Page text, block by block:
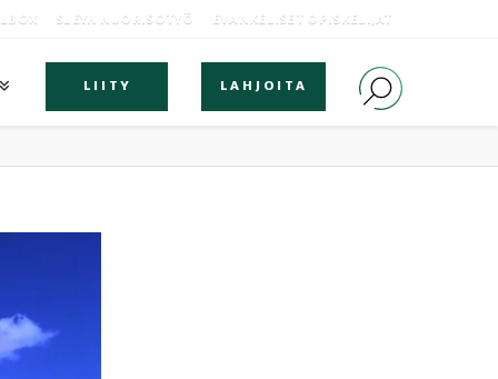
SLEYN NUORISOTYÖ EVANKELISET OPISKELIJAT
LIITY LAHJOITA